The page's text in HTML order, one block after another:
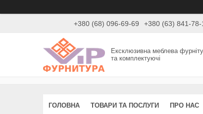
+380 (68) 096-69-69 +380 (63) 841-78-
Ексклюзивна меблева
та комплектуючі
ГОЛОВНА ТОВАРИ ТА ПОСЛУГИ ПРО НАС